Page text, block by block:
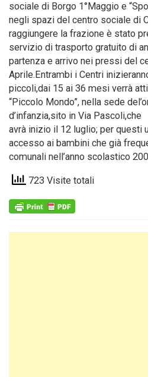
sociale di Borgo 1°Maggio e
negli spazi del centro sociale di
raggiungere la frazione è stato
servizio di trasporto gratuito di
partenza e arrivo nei pressi del
Aprile.Entrambi i Centri
piccoli,dai 15 ai 36 mesi verrà
“Piccolo Mondo”, nella sede
d’infanzia,sito in Via Pascoli,che
avrà inizio il 12 luglio; per questi
accesso ai bambini che già
comunali nell’anno scolastico
723 Visite totali